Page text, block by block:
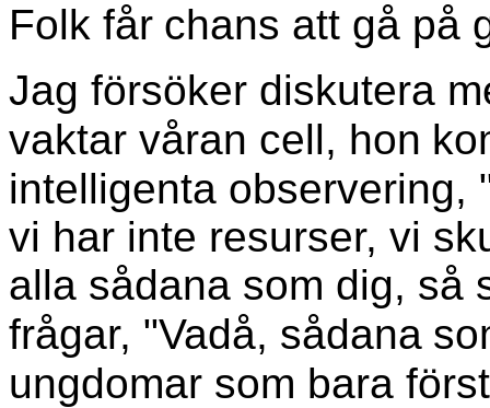
Folk får chans att gå på
Jag försöker diskutera
vaktar våran cell, hon
intelligenta observering,
vi har inte resurser, vi
alla sådana som dig, så
frågar, "Vadå, sådana
ungdomar som bara